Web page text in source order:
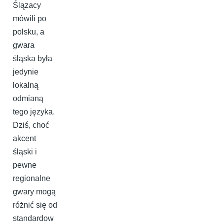
Ślązacy
mówili po
polsku, a
gwara
śląska była
jedynie
lokalną
odmianą
tego języka.
Dziś, choć
akcent
śląski i
pewne
regionalne
gwary mogą
różnić się od
standardow